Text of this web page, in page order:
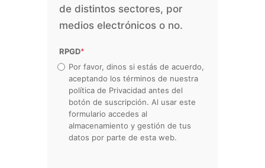
de distintos sectores, por
medios electrónicos o no.
RPGD*
Por favor, dinos si estás de acuerdo,
aceptando los términos de nuestra
política de Privacidad antes del
botón de suscripción. Al usar este
formulario accedes al
almacenamiento y gestión de tus
datos por parte de esta web.